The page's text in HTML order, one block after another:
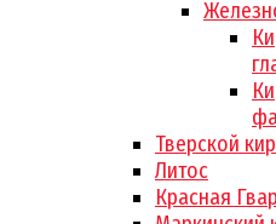
Тверской
Литос
Красная